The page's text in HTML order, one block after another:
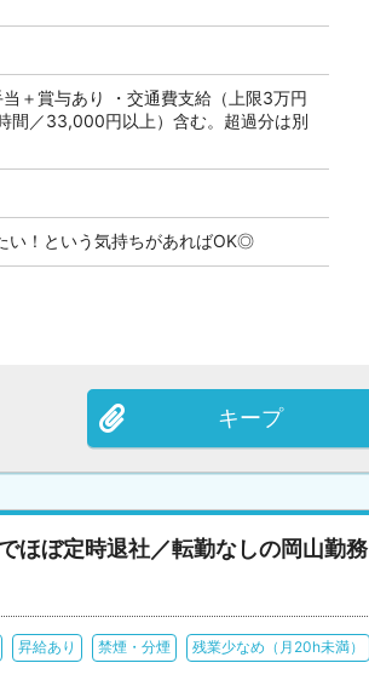
＋賞与あり ・交通費支給（上限3万円
間／33,000円以上）含む。超過分は別
い！という気持ちがあればOK◎
キープ
ほぼ定時退社／転勤なしの岡山勤務
昇給あり 禁煙・分煙 残業少なめ（月20h未満）